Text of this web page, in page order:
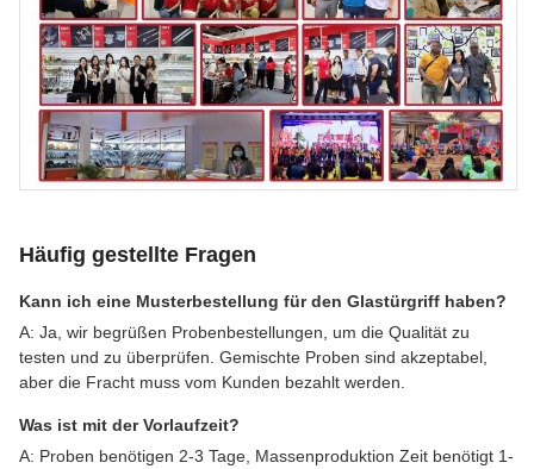
Häufig gestellte Fragen
Kann ich eine Musterbestellung für den Glastürgriff haben?
A: Ja, wir begrüßen Probenbestellungen, um die Qualität zu
testen und zu überprüfen. Gemischte Proben sind akzeptabel,
aber die Fracht muss vom Kunden bezahlt werden.
Was ist mit der Vorlaufzeit?
A: Proben benötigen 2-3 Tage, Massenproduktion Zeit benötigt 1-